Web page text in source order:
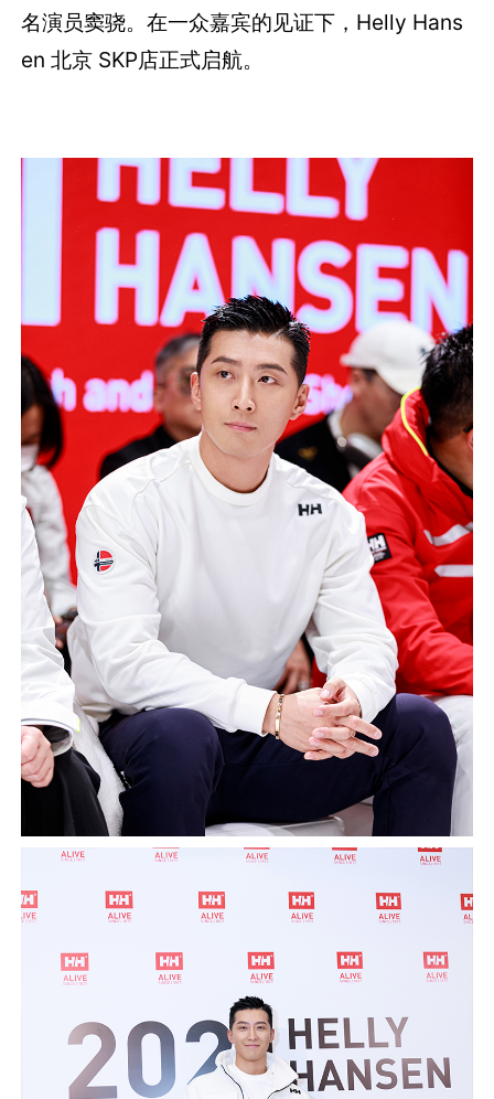
名演员窦骁。在一众嘉宾的见证下，Helly Hans
en 北京 SKP店正式启航。